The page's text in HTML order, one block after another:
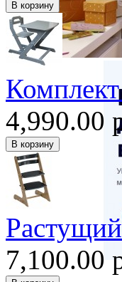
4,990.00
7,100.00